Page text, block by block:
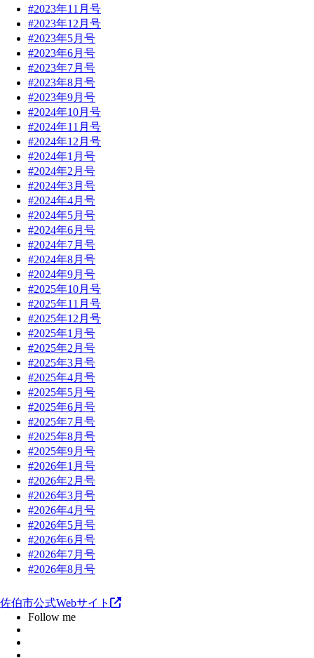
#2023年11月号
#2023年12月号
#2023年5月号
#2023年6月号
#2023年7月号
#2023年8月号
#2023年9月号
#2024年10月号
#2024年11月号
#2024年12月号
#2024年1月号
#2024年2月号
#2024年3月号
#2024年4月号
#2024年5月号
#2024年6月号
#2024年7月号
#2024年8月号
#2024年9月号
#2025年10月号
#2025年11月号
#2025年12月号
#2025年1月号
#2025年2月号
#2025年3月号
#2025年4月号
#2025年5月号
#2025年6月号
#2025年7月号
#2025年8月号
#2025年9月号
#2026年1月号
#2026年2月号
#2026年3月号
#2026年4月号
#2026年5月号
#2026年6月号
#2026年7月号
#2026年8月号
佐伯市公式Webサイト
Follow me